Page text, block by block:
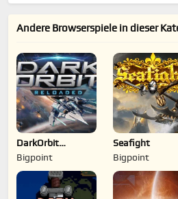
Andere Browserspiele in dieser
DarkOrbit
Reloaded
Bigpoint
Seafight
Bigpoint